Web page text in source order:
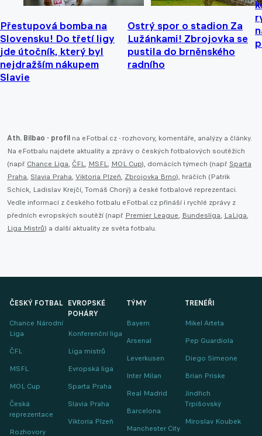
Přestupová bomba na
Slovensku! Do třetí ligy
jde útočník, který byl
nejdražším nákupem
Slavie
Ostrý spor o stadion Za
Lužánkami! Zbrojovka se
pustila do brněnského
radního
Ath. Bilbao - profil na eFotbal.cz - rozhovory, komentáře, analýzy a články.
Na eFotbalu najdete aktuality a zprávy o českých fotbalových soutěžích
(např. Chance Liga, ČFL, MSFL, MOL Cup), domácích týmech (např. Sparta
Praha, Slavia Praha, Viktoria Plzeň, Zbrojovka Brno), hráčích (Patrik
Schick, Ladislav Krejčí, Tomáš Chorý) a české fotbalové reprezentaci.
Vedle informací z českého fotbalu eFotbal.cz přináší i rychlé zprávy z
předních evropských soutěží (např. Premier League, Bundesliga, LaLiga,
Liga Mistrů) a další aktuality ze světa fotbalu.
ČESKÝ FOTBAL
Chance Národní
Liga
ČFL
MSFL
MOL Cup
Česká
reprezentace
Rozhovory
EVROPSKÉ
POHÁRY
Konferenční liga
Liga mistrů
Evropská liga
Sparta Praha
Slavia Praha
Viktoria Plzeň
TÝMY
Bayern
Arsenal
Leverkusen
Inter Milan
Real Madrid
Barcelona
Manchester City
TRENÉŘI
Mikel Arteta
Pep Guardiola
Diego Simeone
Brian Priske
Jindřich
Trpišovský
Miroslav Koubek